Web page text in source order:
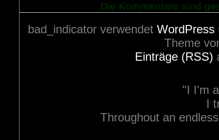
Die Kommentare sind
bad_indicator verwendet WordPress
Theme
Einträge (RSS)
"I I'm
I
Throughout an